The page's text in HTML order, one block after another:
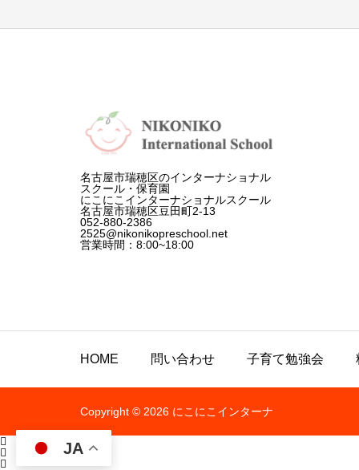
名古屋市瑞穂区のインターナショナル
スクール・保育園
にこにこインターナショナルスクール
名古屋市瑞穂区豆田町2-13
052-880-2386
2525@nikonikopreschool.net
営業時間：8:00~18:00
HOME 問い合わせ 子育て勉強会
Copyright © 2026 にこにこインターナ



JA